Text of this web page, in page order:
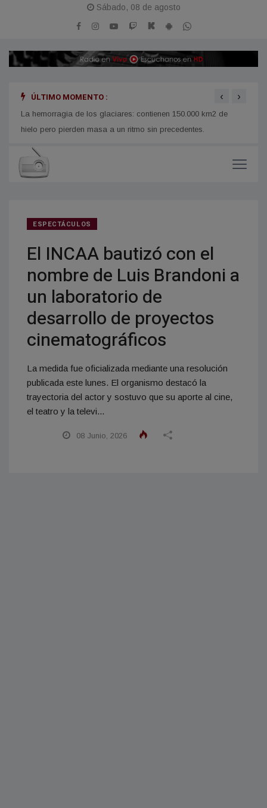
Sábado, 08 de agosto
ÚLTIMO MOMENTO :
La hemorragia de los glaciares: contienen 150.000 km2 de
hielo pero pierden masa a un ritmo sin precedentes.
Un muerto y varios heridos tras un choque múltiple en
Mendoza: dos autos cayeron de un puente
‹ ›
ESPECTÁCULOS
El INCAA bautizó con el
nombre de Luis Brandoni a
un laboratorio de
desarrollo de proyectos
cinematográficos
La medida fue oficializada mediante una resolución
publicada este lunes. El organismo destacó la
trayectoria del actor y sostuvo que su aporte al cine,
el teatro y la televi...
08 Junio, 2026